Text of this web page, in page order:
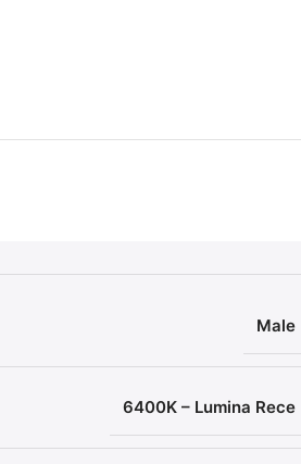
Male
6400K – Lumina Rece